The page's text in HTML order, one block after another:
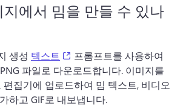
에서 밈을 만들 수 있나
생성 텍스트 (opens in a new tab)
프롬프트를 사용하여
파일로 다운로드합니다. 이미지를
집기에 업로드하여 밈 텍스트, 비디오
하고 GIF로 내보냅니다.